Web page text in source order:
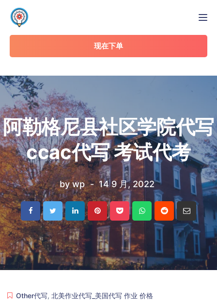
现在下单
阿勒格尼县社区学院代写
ccac代写 考试代考
by wp 14 9 月, 2022
Other代写, 北美作业代写_美国代写 作业 价格